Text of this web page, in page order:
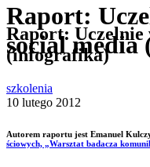
Raport:
social
Raport: Uczelnie
(infografika)
szkolenia
10 lutego 2012
Autorem raportu jest Ema­nuel
ścio­wych, „Warsz­tat bada­cza